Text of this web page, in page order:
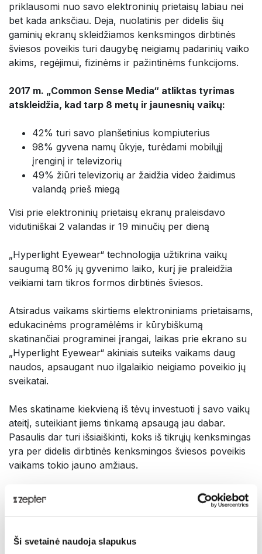
Ši svetainė naudoja slapukus
priklausomi nuo savo elektroninių prietaisų labiau nei
bet kada anksčiau. Deja, nuolatinis per didelis šių
gaminių ekranų skleidžiamos kenksmingos dirbtinės
šviesos poveikis turi daugybę neigiamų padarinių vaiko
akims, regėjimui, fizinėms ir pažintinėms funkcijoms.
2017 m. „Common Sense Media“ atliktas tyrimas
atskleidžia, kad tarp 8 metų ir jaunesnių vaikų:
42% turi savo planšetinius kompiuterius
98% gyvena namų ūkyje, turėdami mobilųjį
įrenginį ir televizorių
49% žiūri televizorių ar žaidžia video žaidimus
valandą prieš miegą
Visi prie elektroninių prietaisų ekranų praleisdavo
vidutiniškai 2 valandas ir 19 minučių per dieną
„Hyperlight Eyewear“ technologija užtikrina vaikų
saugumą 80% jų gyvenimo laiko, kurį jie praleidžia
veikiami tam tikros formos dirbtinės šviesos.
Atsiradus vaikams skirtiems elektroniniams prietaisams,
edukacinėms programėlėms ir kūrybiškumą
skatinančiai programinei įrangai, laikas prie ekrano su
„Hyperlight Eyewear“ akiniais suteiks vaikams daug
naudos, apsaugant nuo ilgalaikio neigiamo poveikio jų
sveikatai.
Mes skatiname kiekvieną iš tėvų investuoti į savo vaikų
ateitį, suteikiant jiems tinkamą apsaugą jau dabar.
Pasaulis dar turi išsiaiškinti, koks iš tikrųjų kenksmingas
yra per didelis dirbtinės kenksmingos šviesos poveikis
vaikams tokio jauno amžiaus.
„Hyperlight Eyewear“ akiniai vaikams yra
sprendimas be jokių kompromisų.
Evoliucijos eigoje mes prisitaikėme prie išsklaidytų